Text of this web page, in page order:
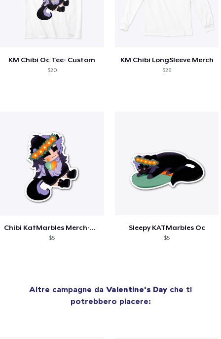
KM Chibi Oc Tee- Custom
$20
KM Chibi LongSleeve Merch
$26
Chibi KatMarbles Merch-Custom
$5
Sleepy KATMarbles Oc
$5
Altre campagne da Valentine's Day che ti
potrebbero piacere: